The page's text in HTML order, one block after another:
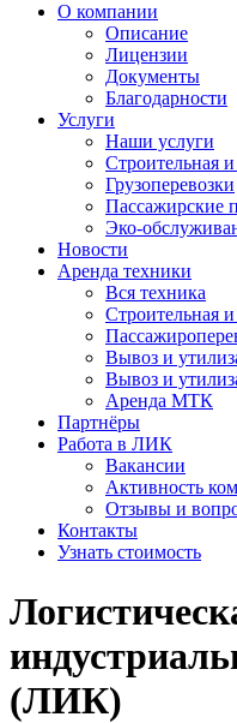
О компании
Описание
Лицензии
Документы
Благодарности
Услуги
Наши услуги
Строительная
Грузоперевозки
Пассажирские
Эко-
Новости
Аренда техники
Вся техника
Строительная
Вывоз и
Вывоз и
Аренда МТК
Партнёры
Работа в ЛИК
Вакансии
Активность
Отзывы и
Контакты
Узнать стоимость
(ЛИК)